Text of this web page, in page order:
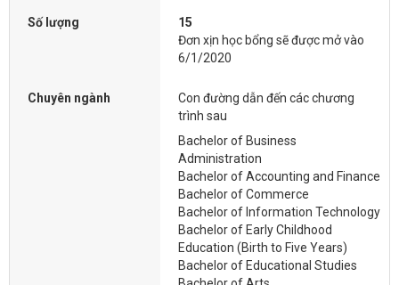
Số lượng
15
Đơn xịn học bổng sẽ được mở vào
6/1/2020
Chuyên ngành
Con đường dẫn đến các chương
trình sau
Bachelor of Business
Administration
Bachelor of Accounting and Finance
Bachelor of Commerce
Bachelor of Information Technology
Bachelor of Early Childhood
Education (Birth to Five Years)
Bachelor of Educational Studies